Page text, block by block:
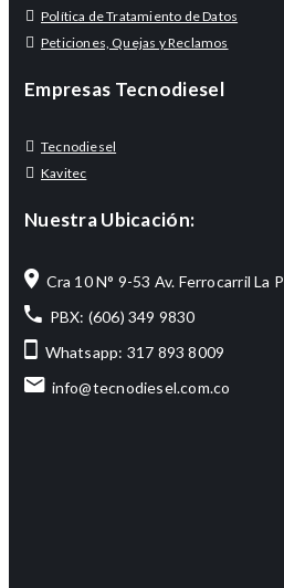
Política de Tratamiento de Datos
Peticiones, Quejas y Reclamos
Empresas Tecnodiesel
Tecnodiesel
Kavitec
Nuestra Ubicación:
Cra 10 N° 9-53 Av. Ferrocarril La
PBX: (606) 349 9830
Whatsapp: 317 893 8009
info@tecnodiesel.com.co